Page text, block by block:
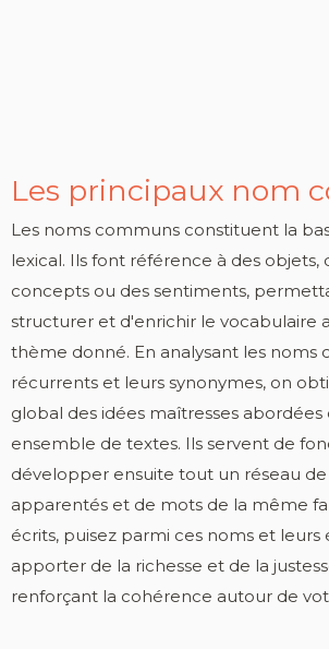
Les principaux nom
Les noms communs constituent la
lexical. Ils font référence à des objets,
concepts ou des sentiments,
structurer et d'enrichir le vocabulaire
thème donné. En analysant les noms
récurrents et leurs synonymes, on
global des idées maîtresses abordées
ensemble de textes. Ils servent de
développer ensuite tout un réseau
apparentés et de mots de la même
écrits, puisez parmi ces noms et
apporter de la richesse et de la
renforçant la cohérence autour de